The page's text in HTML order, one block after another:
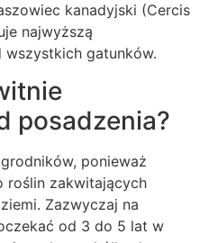
kanadyjski (Cercis
najwyższą
gatunków.
posadzenia?
ponieważ
roślin zakwitających
Zazwyczaj na
od 3 do 5 lat w